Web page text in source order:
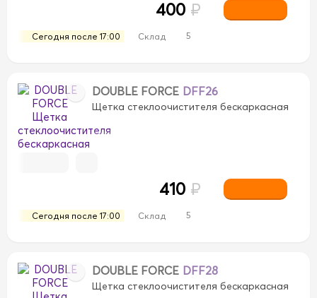
Сегодня после 17:00 Склад 5
400 ₽
DOUBLE FORCE DFF26
Щетка стеклоочистителя бескаркасная
Сегодня после 17:00 Склад 5
410 ₽
DOUBLE FORCE DFF28
Щетка стеклоочистителя бескаркасная